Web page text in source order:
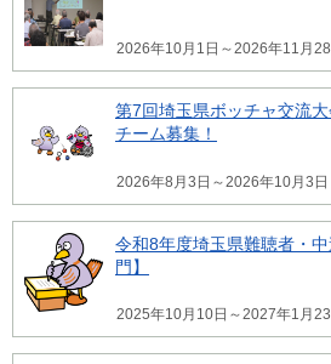
2026年10月1日～2026年11月28
第7回埼玉県ボッチャ交流
チーム募集！
2026年8月3日～2026年10月3日
令和8年度埼玉県難聴者・
門】
2025年10月10日～2027年1月23